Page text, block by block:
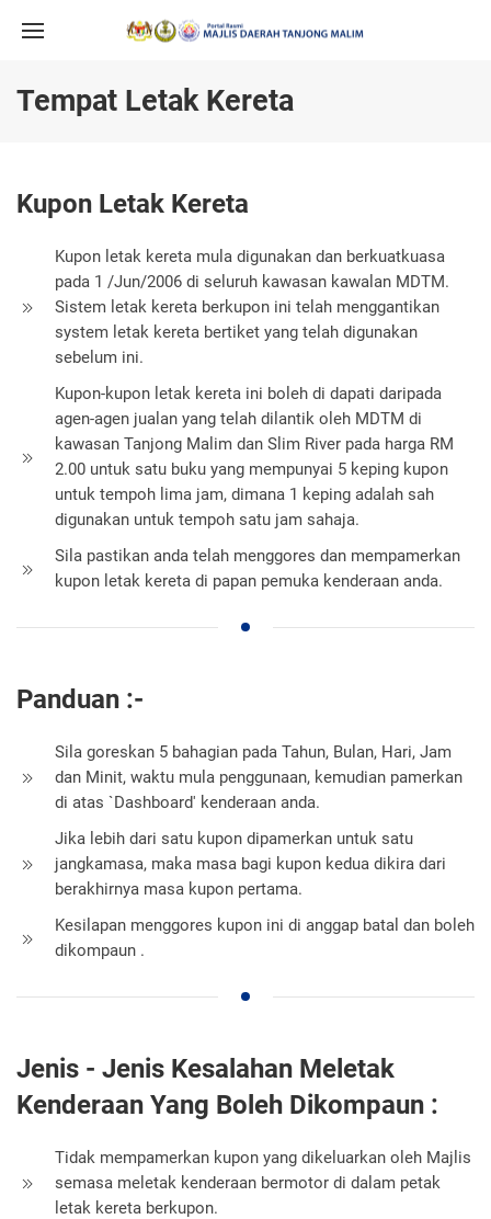
Tempat Letak Kereta
Kupon Letak Kereta
Kupon letak kereta mula digunakan dan berkuatkuasa
pada 1 /Jun/2006 di seluruh kawasan kawalan MDTM.
Sistem letak kereta berkupon ini telah menggantikan
system letak kereta bertiket yang telah digunakan
sebelum ini.
Kupon-kupon letak kereta ini boleh di dapati daripada
agen-agen jualan yang telah dilantik oleh MDTM di
kawasan Tanjong Malim dan Slim River pada harga RM
2.00 untuk satu buku yang mempunyai 5 keping kupon
untuk tempoh lima jam, dimana 1 keping adalah sah
digunakan untuk tempoh satu jam sahaja.
Sila pastikan anda telah menggores dan mempamerkan
kupon letak kereta di papan pemuka kenderaan anda.
Panduan :-
Sila goreskan 5 bahagian pada Tahun, Bulan, Hari, Jam
dan Minit, waktu mula penggunaan, kemudian pamerkan
di atas `Dashboard' kenderaan anda.
Jika lebih dari satu kupon dipamerkan untuk satu
jangkamasa, maka masa bagi kupon kedua dikira dari
berakhirnya masa kupon pertama.
Kesilapan menggores kupon ini di anggap batal dan boleh
dikompaun .
Jenis - Jenis Kesalahan Meletak
Kenderaan Yang Boleh Dikompaun :
Tidak mempamerkan kupon yang dikeluarkan oleh Majlis
semasa meletak kenderaan bermotor di dalam petak
letak kereta berkupon.